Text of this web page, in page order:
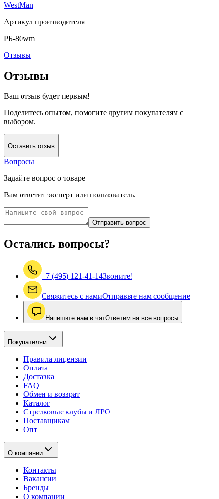
WestMan
Артикул производителя
РБ-80wm
Отзывы
Отзывы
Ваш отзыв будет первым!
Поделитесь опытом, помогите другим покупателям с
выбором.
Оставить отзыв
Вопросы
Задайте вопрос о товаре
Вам ответит эксперт или пользователь.
Отправить вопрос
Остались вопросы?
+7 (495) 121-41-14Звоните!
Свяжитесь с намиОтправьте нам сообщение
Напишите нам в чатОтветим на все вопросы
Покупателям
Правила лицензии
Оплата
Доставка
FAQ
Обмен и возврат
Каталог
Стрелковые клубы и ЛРО
Поставщикам
Опт
О компании
Контакты
Вакансии
Бренды
О компании